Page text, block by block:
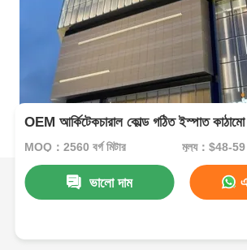
OEM আর্কিটেকচারাল কোল্ড গঠিত ইস্পাত কাঠামো
MOQ：2560 বর্গ মিটার
ভালো দাম